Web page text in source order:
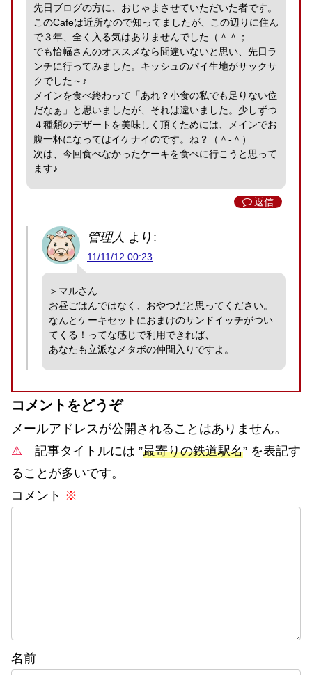
先日ブログの方に、おじゃまさせていただいた者です。
このCafeは近所なので知ってましたが、この辺りに住ん
で３年、全く入る気はありませんでした（＾＾；
でも恰幅さんのオススメなら間違いないと思い、先日ラ
ンチに行ってみました。キッシュのパイ生地がサックサ
クでした～♪
メインを食べ終わって「あれ？小食の私でも足りない位
だなぁ」と思いましたが、それは違いました。少しずつ
４種類のデザートを美味しく頂くためには、メインでお
腹一杯になってはイケナイのです。ね？（＾-＾）
次は、今回食べなかったケーキを食べに行こうと思って
ます♪
返信
管理人 より:
11/11/12 00:23
＞マルさん
お昼ごはんではなく、おやつだと思ってください。
なんとケーキセットにおまけのサンドイッチがつい
てくる！ってな感じで利用できれば、
あなたも立派なメタボの仲間入りですよ。
コメントをどうぞ
メールアドレスが公開されることはありません。
⚠ 記事タイトルには ”最寄りの鉄道駅名” を表記す
ることが多いです。
コメント ※
名前